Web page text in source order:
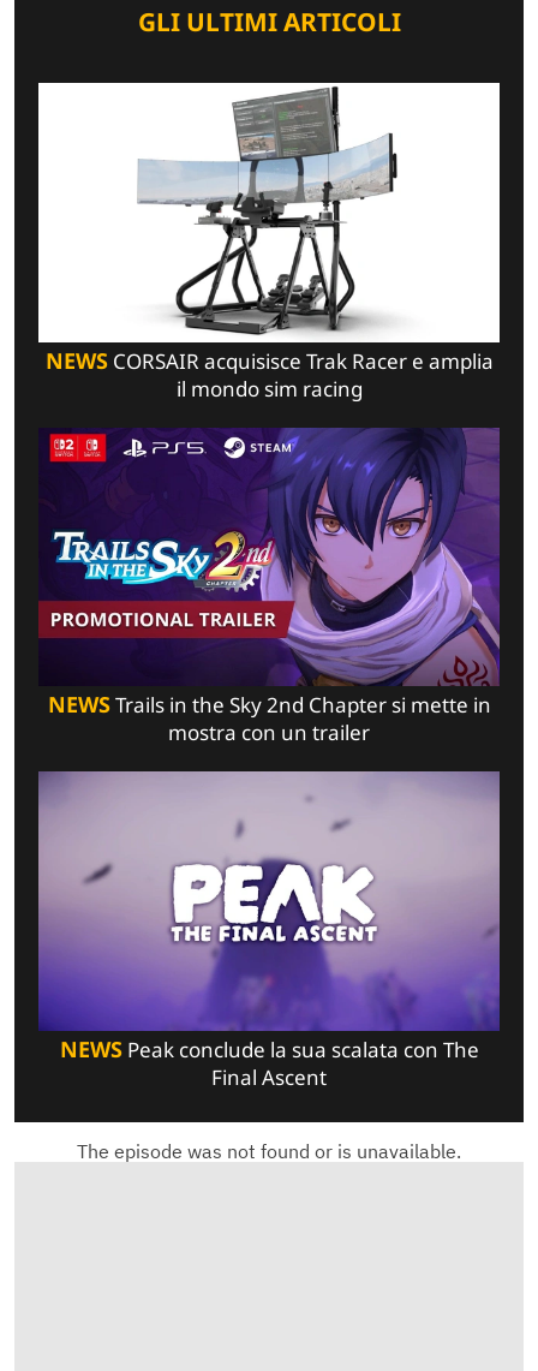
GLI ULTIMI ARTICOLI
NEWSCORSAIR acquisisce Trak Racer e amplia
il mondo sim racing
NEWSTrails in the Sky 2nd Chapter si mette in
mostra con un trailer
NEWSPeak conclude la sua scalata con The
Final Ascent